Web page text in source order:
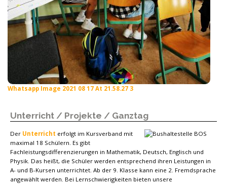
Whatsapp Image 2021 08 17 At 21.58.27 3
Unterricht / Projekte / Ganztag
Der Unterricht erfolgt im Kursverband mit
maximal 18 Schülern. Es gibt
Fachleistungsdifferenzierungen in Mathematik, Deutsch, Englisch und
Physik. Das heißt, die Schüler werden entsprechend ihren Leistungen in
A- und B-Kursen unterrichtet. Ab der 9. Klasse kann eine 2. Fremdsprache
angewählt werden. Bei Lernschwierigkeiten bieten unsere